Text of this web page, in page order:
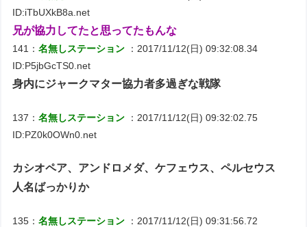
ID:iTbUXkB8a.net
兄が協力してたと思ってたもんな
141：名無しステーション
：2017/11/12(日) 09:32:08.34
ID:P5jbGcTS0.net
身内にジャークマター協力者多過ぎな戦隊
137：名無しステーション
：2017/11/12(日) 09:32:02.75
ID:PZ0k0OWn0.net
カシオペア、アンドロメダ、ケフェウス、ペルセウス
人名ばっかりか
135：名無しステーション
：2017/11/12(日) 09:31:56.72